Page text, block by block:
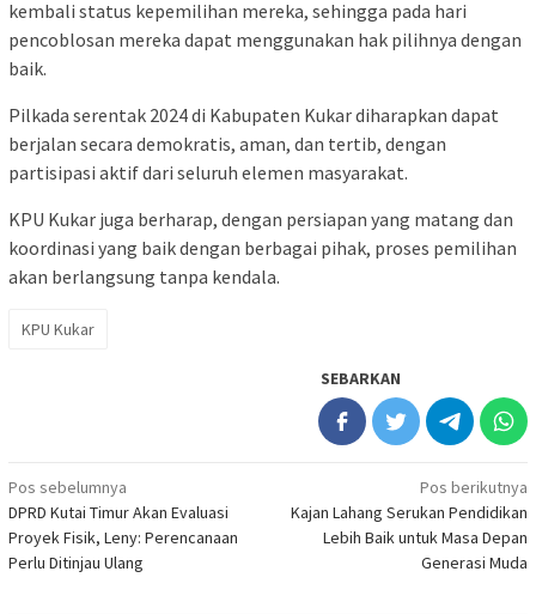
kembali status kepemilihan mereka, sehingga pada hari
pencoblosan mereka dapat menggunakan hak pilihnya dengan
baik.
Pilkada serentak 2024 di Kabupaten Kukar diharapkan dapat
berjalan secara demokratis, aman, dan tertib, dengan
partisipasi aktif dari seluruh elemen masyarakat.
KPU Kukar juga berharap, dengan persiapan yang matang dan
koordinasi yang baik dengan berbagai pihak, proses pemilihan
akan berlangsung tanpa kendala.
KPU Kukar
SEBARKAN
Navigasi
pos
Pos sebelumnya
DPRD Kutai Timur Akan Evaluasi
Proyek Fisik, Leny: Perencanaan
Perlu Ditinjau Ulang
Pos berikutnya
Kajan Lahang Serukan Pendidikan
Lebih Baik untuk Masa Depan
Generasi Muda